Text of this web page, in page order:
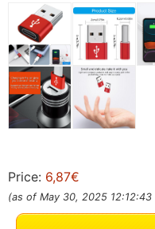
Price: 6,87€
(as of May 30, 2025 12:12:43